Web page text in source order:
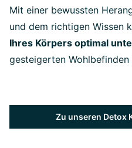
Mit einer bewussten
und dem richtigen Wissen
Ihres Körpers optimal
gesteigerten Wohlbefinden
Zu unseren Detox